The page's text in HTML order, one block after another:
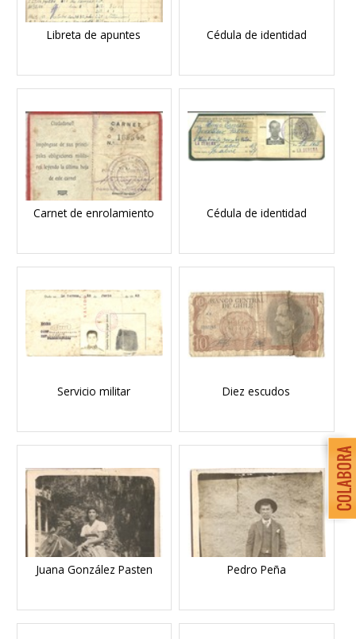
Libreta de apuntes Cédula de identidad
Carnet de enrolamiento Cédula de identidad
Servicio militar Diez escudos
Juana González Pasten Pedro Peña